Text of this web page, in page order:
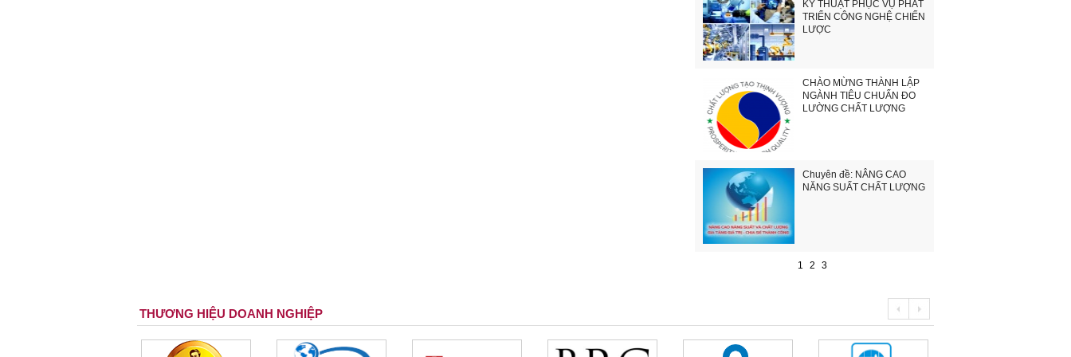
KỸ THUẬT PHỤC VỤ PHÁT
TRIỂN CÔNG NGHỆ CHIẾN
LƯỢC
CHÀO MỪNG THÀNH LẬP
NGÀNH TIÊU CHUẨN ĐO
LƯỜNG CHẤT LƯỢNG
Chuyên đề: NÂNG CAO
NĂNG SUẤT CHẤT LƯỢNG
1 2 3
THƯƠNG HIỆU DOANH NGHIỆP